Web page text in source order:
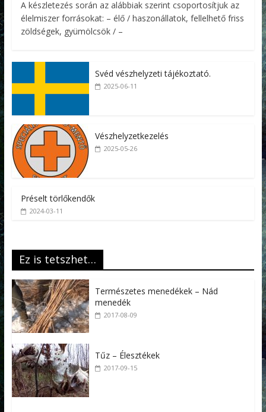
A készletezés során az alábbiak szerint csoportosítjuk az
élelmiszer forrásokat: – élő / haszonállatok, fellelhető friss
zöldségek, gyümölcsök / –
Svéd vészhelyzeti tájékoztató.
2025-06-11
Vészhelyzetkezelés
2025-05-26
Préselt törlőkendők
2024-03-11
Ez is tetszhet…
Természetes menedékek – Nád
menedék
2017-08-09
Tűz – Élesztékek
2017-09-15